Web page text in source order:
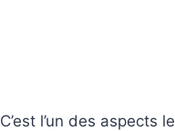
C’est l’un des